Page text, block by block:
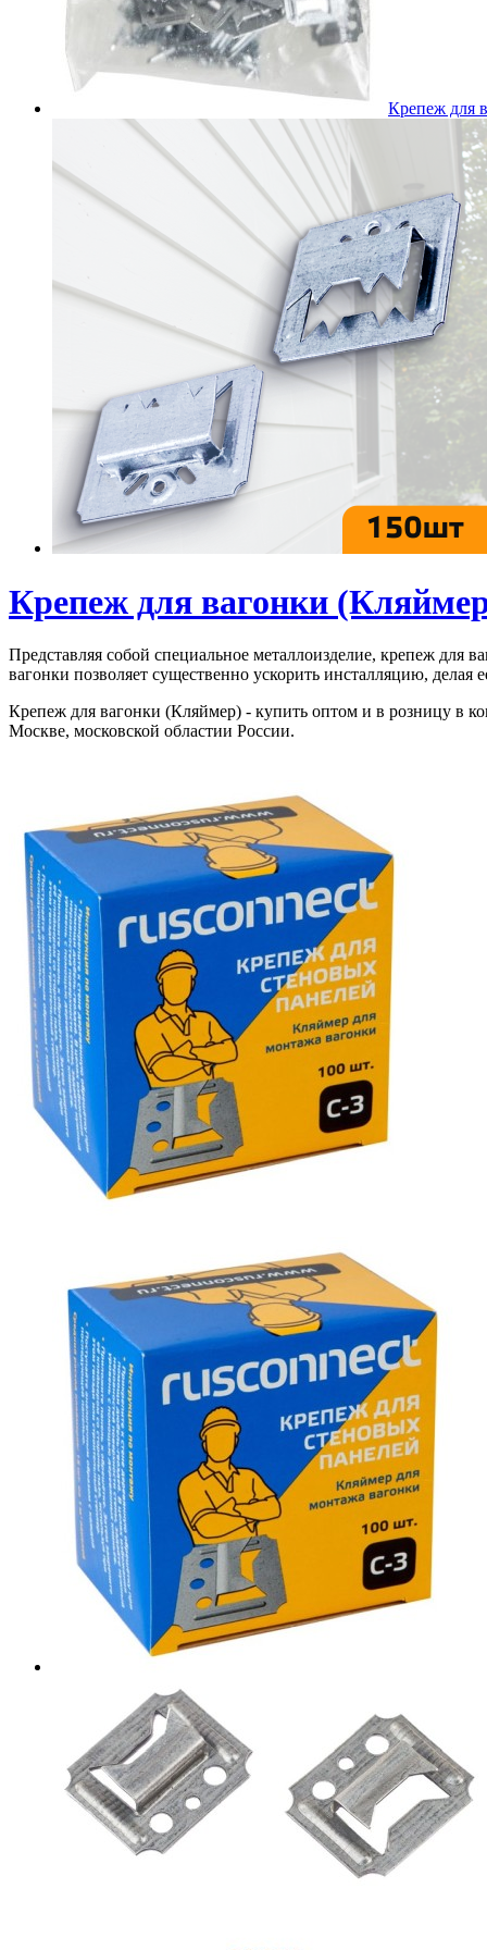
Крепеж для
Крепеж для вагонки
Представляя собой специальное металлоизделие, крепеж
вагонки позволяет существенно ускорить инсталляцию, делая
Крепеж для вагонки (Кляймер) - купить оптом и в розницу в
Москве, московской областии России.